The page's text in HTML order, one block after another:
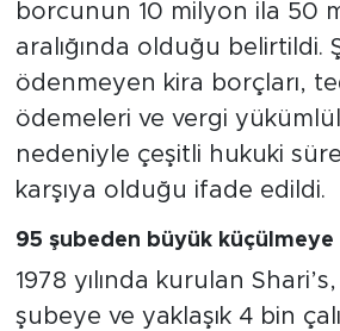
borcunun 10 milyon ila 50
aralığında olduğu belirtildi.
ödenmeyen kira borçları,
ödemeleri ve vergi
nedeniyle çeşitli hukuki
karşıya olduğu ifade edildi.
95 şubeden büyük
1978 yılında kurulan
şubeye ve yaklaşık 4 bin